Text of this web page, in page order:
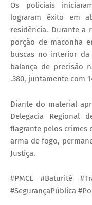
Os policiais
lograram êxito em
residência. Durante a
porção de maconha
buscas no interior
balança de precisão
.380, juntamente com
Diante do material
Delegacia Regional
flagrante pelos crimes
arma de fogo,
Justiça.
#PMCE #Baturité
#SegurançaPública